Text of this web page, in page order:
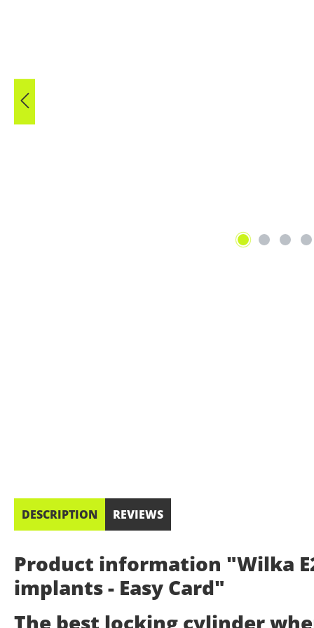
DESCRIPTION REVIEWS
Product information "Wilka
implants - Easy Card"
The best locking cylinder